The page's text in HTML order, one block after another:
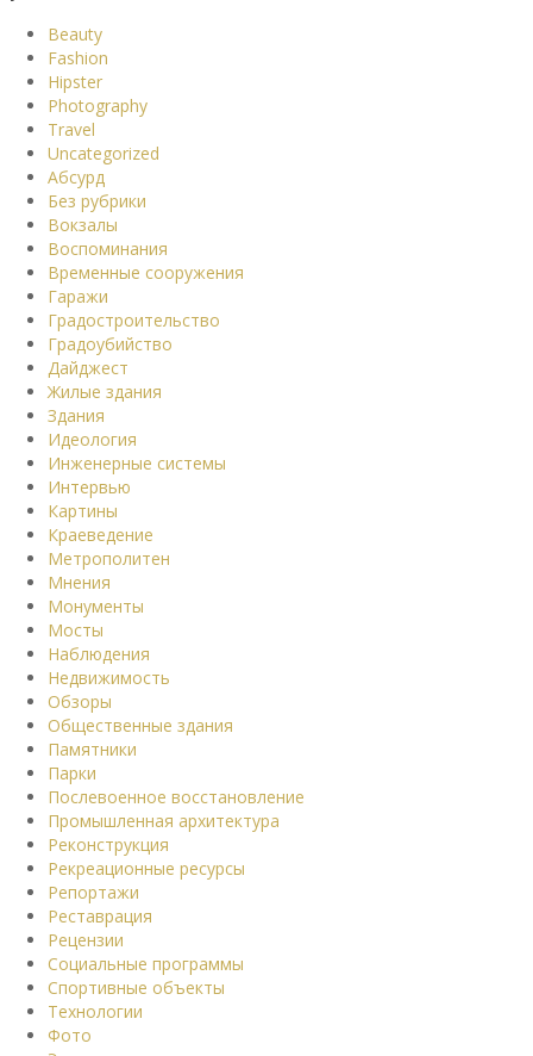
Beauty
Fashion
Hipster
Photography
Travel
Uncategorized
Абсурд
Без рубрики
Вокзалы
Воспоминания
Временные сооружения
Гаражи
Градостроительство
Градоубийство
Дайджест
Жилые здания
Здания
Идеология
Инженерные системы
Интервью
Картины
Краеведение
Метрополитен
Мнения
Монументы
Мосты
Наблюдения
Недвижимость
Обзоры
Общественные здания
Памятники
Парки
Послевоенное восстановление
Промышленная архитектура
Реконструкция
Рекреационные ресурсы
Репортажи
Реставрация
Рецензии
Социальные программы
Спортивные объекты
Технологии
Фото